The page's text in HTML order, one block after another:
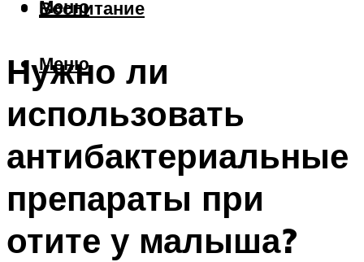
Воспитание
Меню
Меню
Нужно ли
использовать
антибактериальные
препараты при
отите у малыша?